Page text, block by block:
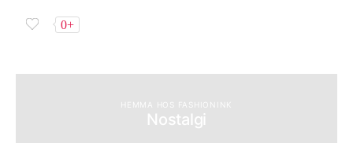
0+
HEMMA HOS FASHIONINK
Nostalgi